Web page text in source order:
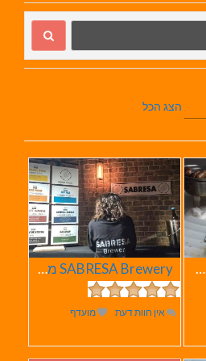
הצג הכל
Butchery – בוצ'רי אחוזת הבשר SABRESA Brewery מבשלת שיכר | מבשלת בירה
אין חוות דעת מועדף